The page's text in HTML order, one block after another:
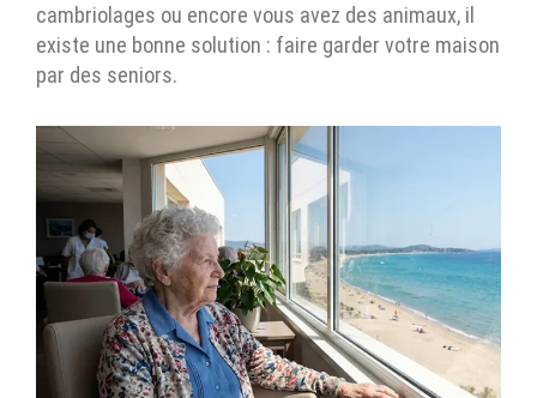
cambriolages ou encore vous avez des animaux, il
existe une bonne solution : faire garder votre maison
par des seniors.